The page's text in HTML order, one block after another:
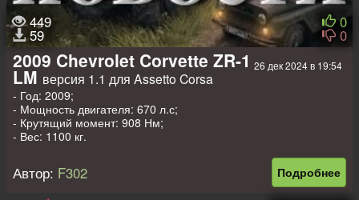
449
59
0
0
26 дек 2024 в 19:54
2009 Chevrolet Corvette ZR-1
LM версия 1.1 для Assetto Corsa
- Год: 2009;
- Мощность двигателя: 670 л.с;
- Крутящий момент: 908 Нм;
- Вес: 1100 кг.
Подробнее
Автор: F302